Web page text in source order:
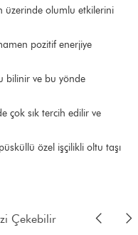
üzerinde olumlu etkilerini
pozitif enerjiye
bilinir ve bu yönde
çok sık tercih edilir ve
özel işçilikli oltu taşı
Çekebilir